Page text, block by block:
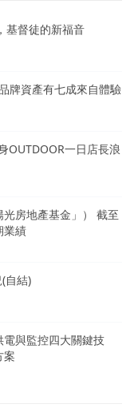
基督徒的新福音
牌資產有七成來自體驗
OUTDOOR一日店長浪
房地產基金」） 截至
業績
自結)
與監控四大關鍵技
案